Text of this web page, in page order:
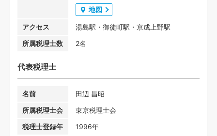
地図
アクセス
湯島駅・御徒町駅・京成上野駅
所属税理士数
2名
代表税理士
名前
田辺 昌昭
所属税理士会
東京税理士会
税理士登録年
1996年